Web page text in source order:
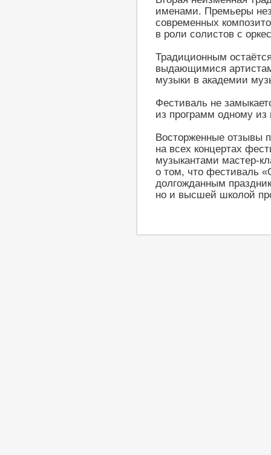
именами. Премьеры
современных
в роли солистов с
Традиционным
выдающимися
музыки в академии
Фестиваль не
из программ одному из
Восторженные отзывы
на всех концертах
музыкантами мастер-
о том, что фестиваль
долгожданным
но и высшей школой